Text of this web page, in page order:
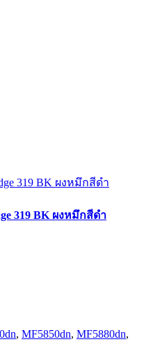
319 BK ผงหมึกสีดำ
, MF5850dn, MF5880dn,